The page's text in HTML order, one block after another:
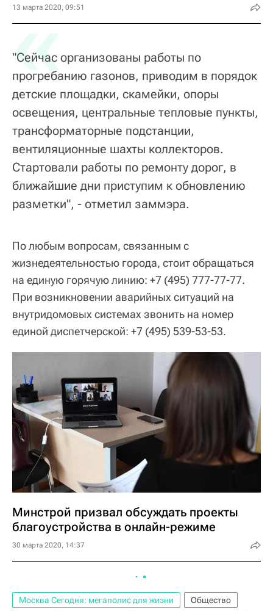
13 марта 2020, 09:51
«
"Сейчас организованы работы по
прогребанию газонов, приводим в порядок
детские площадки, скамейки, опоры
освещения, центральные тепловые пункты,
трансформаторные подстанции,
вентиляционные шахты коллекторов.
Стартовали работы по ремонту дорог, в
ближайшие дни приступим к обновлению
разметки", - отметил заммэра.
По любым вопросам, связанным с
жизнедеятельностью города, стоит обращаться
на единую горячую линию: +7 (495) 777-77-77.
При возникновении аварийных ситуаций на
внутридомовых системах звонить на номер
единой диспетчерской: +7 (495) 539-53-53.
Минстрой призвал обсуждать проекты
благоустройства в онлайн-режиме
30 марта 2020, 14:37
Москва Сегодня: мегаполис для жизни
Общество